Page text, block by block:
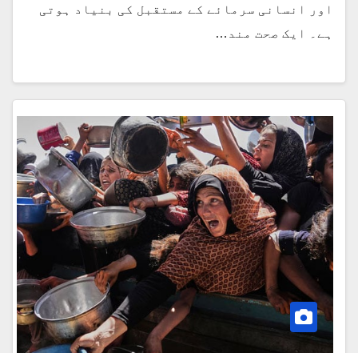
اور انسانی سرمائے کے مستقبل کی بنیاد ہوتی
ہے۔ ایک صحت مند…